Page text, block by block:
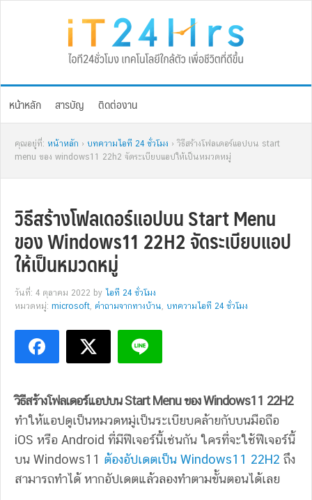
หน้าหลัก สารบัญ ติดต่องาน
คุณอยู่ที่: หน้าหลัก › บทความไอที 24 ชั่วโมง › วิธีสร้างโฟลเดอร์แอปบน start
menu ของ windows11 22h2 จัดระเบียบแอปให้เป็นหมวดหมู่
วิธีสร้างโฟลเดอร์แอปบน Start Menu
ของ Windows11 22H2 จัดระเบียบแอป
ให้เป็นหมวดหมู่
วันที่: 4 ตุลาคม 2022 by ไอที 24 ชั่วโมง
หมวดหมู่: microsoft, คำถามจากทางบ้าน, บทความไอที 24 ชั่วโมง
วิธีสร้างโฟลเดอร์แอปบน Start Menu ของ Windows11 22H2
ทำให้แอปดูเป็นหมวดหมู่เป็นระเบียบคล้ายกับบนมือถือ
iOS หรือ Android ที่มีฟีเจอร์นี้เช่นกัน ใครที่จะใช้ฟีเจอร์นี้
บน Windows11 ต้องอัปเดตเป็น Windows11 22H2 ถึง
สามารถทำได้ หากอัปเดตแล้วลองทำตามขั้นตอนได้เลย